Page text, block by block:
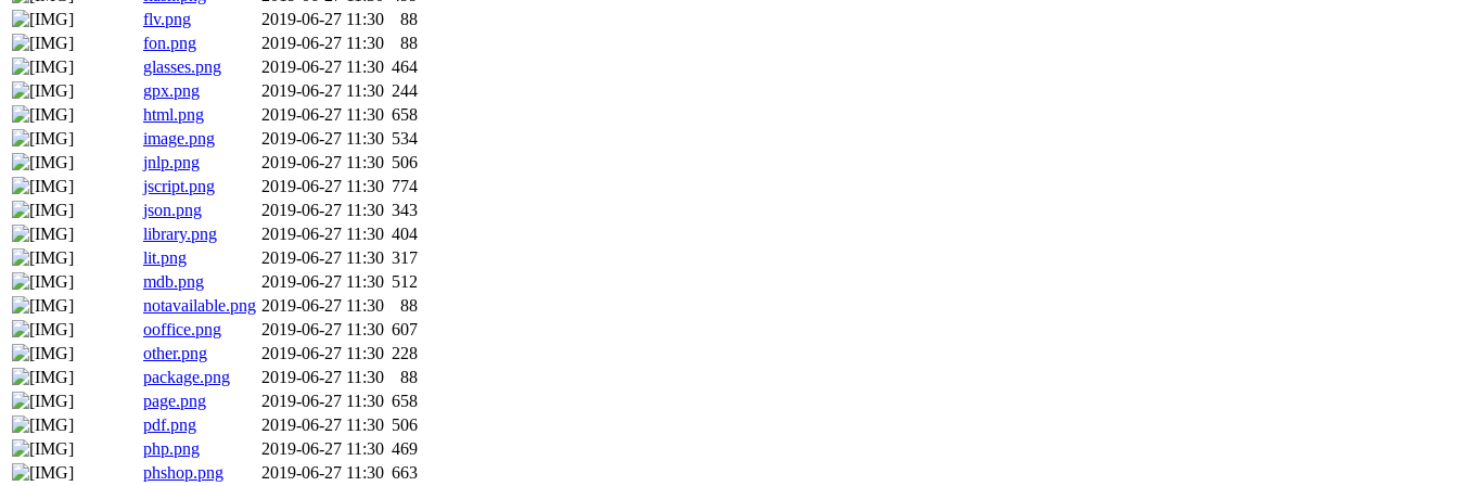
flv.png
2019-06-27 11:30
88
fon.png
2019-06-27 11:30
88
glasses.png
2019-06-27 11:30 464
gpx.png
2019-06-27 11:30 244
html.png
2019-06-27 11:30 658
image.png
2019-06-27 11:30 534
jnlp.png
2019-06-27 11:30 506
jscript.png
2019-06-27 11:30 774
json.png
2019-06-27 11:30 343
library.png
2019-06-27 11:30 404
lit.png
2019-06-27 11:30 317
mdb.png
2019-06-27 11:30 512
notavailable.png 2019-06-27 11:30
88
ooffice.png
2019-06-27 11:30 607
other.png
2019-06-27 11:30 228
package.png
2019-06-27 11:30
88
page.png
2019-06-27 11:30 658
pdf.png
2019-06-27 11:30 506
php.png
2019-06-27 11:30 469
phshop.png
2019-06-27 11:30 663